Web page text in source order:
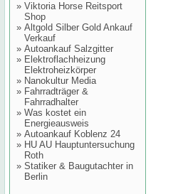
» Viktoria Horse Reitsport
Shop
» Altgold Silber Gold Ankauf
Verkauf
» Autoankauf Salzgitter
» Elektroflachheizung
Elektroheizkörper
» Nanokultur Media
» Fahrradträger &
Fahrradhalter
» Was kostet ein
Energieausweis
» Autoankauf Koblenz 24
» HU AU Hauptuntersuchung
Roth
» Statiker & Baugutachter in
Berlin